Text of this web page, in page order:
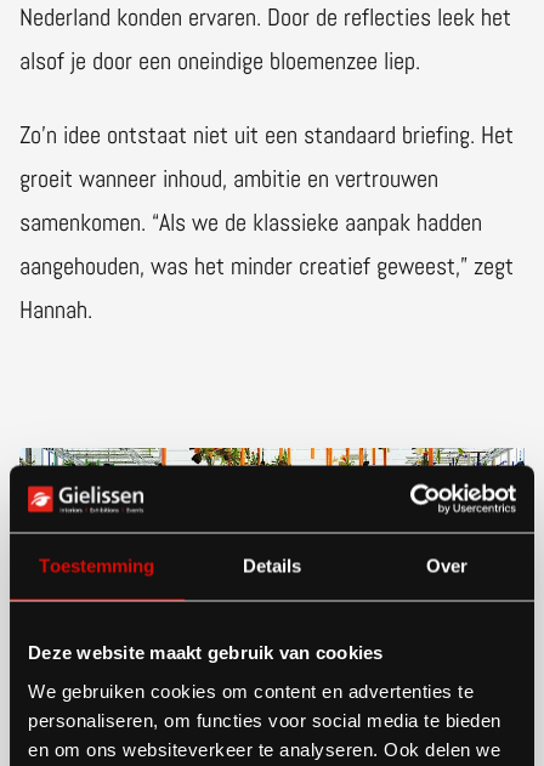
Toestemming Details Over
Deze website maakt gebruik van cookies
We gebruiken cookies om content en advertenties te
personaliseren, om functies voor social media te bieden
en om ons websiteverkeer te analyseren. Ook delen we
Nederland konden ervaren. Door de reflecties leek het
alsof je door een oneindige bloemenzee liep.
Zo’n idee ontstaat niet uit een standaard briefing. Het
groeit wanneer inhoud, ambitie en vertrouwen
samenkomen. “Als we de klassieke aanpak hadden
aangehouden, was het minder creatief geweest,” zegt
Hannah.